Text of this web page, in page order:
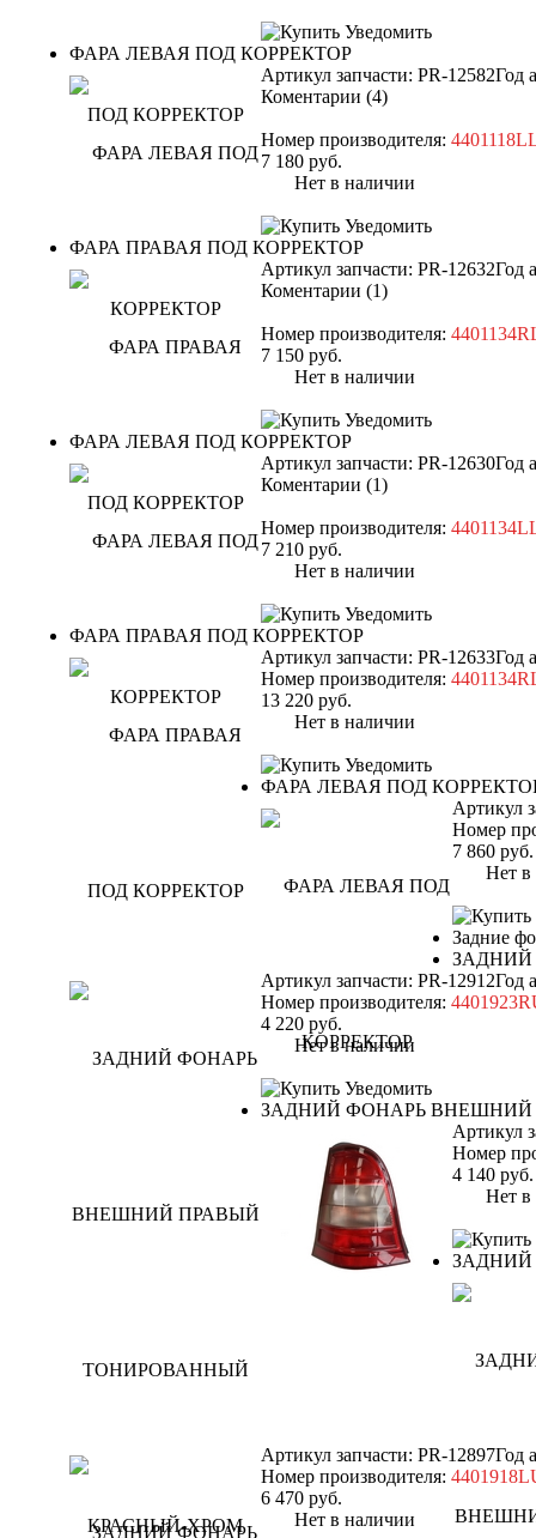
Уведомить
ФАРА ЛЕВАЯ ПОД КОРРЕКТОР
Артикул запчасти: PR-12582Год
Коментарии (4)
Номер производителя:
7 180 руб.
Нет в наличии
Уведомить
ФАРА ПРАВАЯ ПОД КОРРЕКТОР
Артикул запчасти: PR-12632Год
Коментарии (1)
Номер производителя:
7 150 руб.
Нет в наличии
Уведомить
ФАРА ЛЕВАЯ ПОД КОРРЕКТОР
Артикул запчасти: PR-12630Год
Коментарии (1)
Номер производителя:
7 210 руб.
Нет в наличии
Уведомить
ФАРА ПРАВАЯ ПОД КОРРЕКТОР
Артикул запчасти: PR-12633Год
Номер производителя:
13 220 руб.
Нет в наличии
Уведомить
ФАРА ЛЕВАЯ ПОД
Артикул
Номер
7 860 руб.
Нет в
Задние
Артикул запчасти: PR-12912Год
Номер производителя:
4 220 руб.
Нет в наличии
Уведомить
ЗАДНИЙ ФОНАРЬ
Артикул
Номер
4 140 руб.
Нет в
Артикул запчасти: PR-12897Год
Номер производителя:
6 470 руб.
Нет в наличии